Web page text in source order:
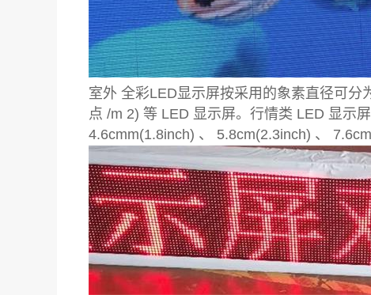
室外 全彩LED显示屏按采用的象素直径可
点 /m 2) 等 LED 显示屏。行情类 LED 显示
4.6cmm(1.8inch) 、 5.8cm(2.3inch) 、